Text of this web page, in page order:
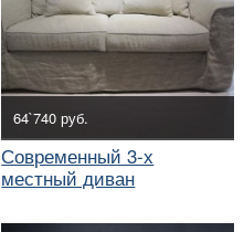
64`740 руб.
Современный 3-х
местный диван